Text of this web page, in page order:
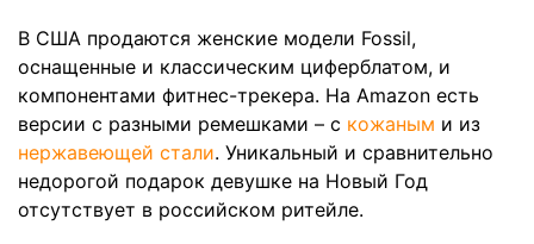
В США продаются женские модели Fossil,
оснащенные и классическим циферблатом, и
компонентами фитнес-трекера. На Amazon есть
версии с разными ремешками – с кожаным и из
нержавеющей стали. Уникальный и сравнительно
недорогой подарок девушке на Новый Год
отсутствует в российском ритейле.